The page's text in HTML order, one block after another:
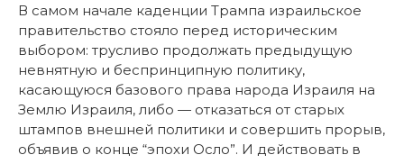
В самом начале каденции Трампа израильское
правительство стояло перед историческим
выбором: трусливо продолжать предыдущую
невнятную и беспринципную политику,
касающуюся базового права народа Израиля на
Землю Израиля, либо — отказаться от старых
штампов внешней политики и совершить прорыв,
объявив о конце “эпохи Осло”. И действовать в